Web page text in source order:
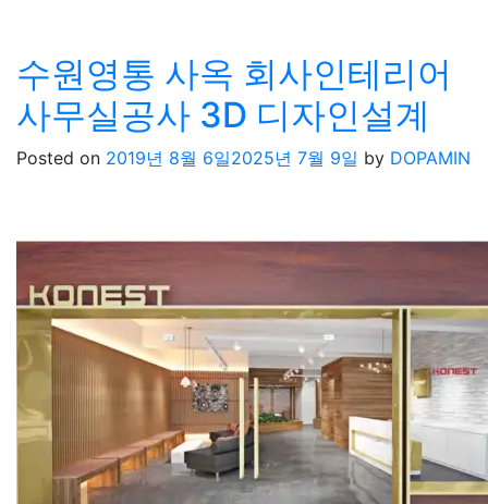
수원영통 사옥 회사인테리어
사무실공사 3D 디자인설계
Posted on 2019년 8월 6일2025년 7월 9일 by DOPAMIN